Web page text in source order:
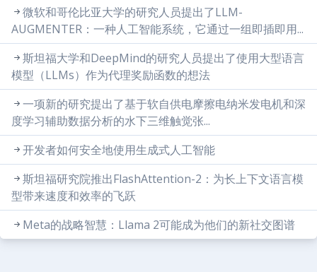
微软和哥伦比亚大学的研究人员提出了LLM-
AUGMENTER：一种人工智能系统，它通过一组即插即用...
斯坦福大学和DeepMind的研究人员提出了使用大型语言
模型（LLMs）作为代理奖励函数的想法
一项新的研究提出了基于软自供电摩擦电纳米发电机和深
度学习辅助数据分析的水下三维触觉张...
开发者如何安全地使用生成式人工智能
斯坦福研究院推出FlashAttention-2：为长上下文语言模
型带来速度和效率的飞跃
Meta的战略智慧：Llama 2可能成为他们的新社交图谱